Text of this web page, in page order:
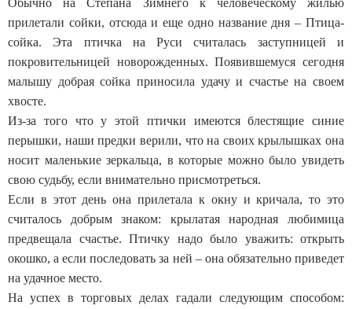
прилетали сойки, отсюда и еще одно название дня – Птица-
сойка. Эта птичка на Руси считалась заступницей и
покровительницей новорожденных. Появившемуся сегодня
малышу добрая сойка приносила удачу и счастье на своем
хвосте.
Из-за того что у этой птички имеются блестящие синие
перышки, наши предки верили, что на своих крылышках она
носит маленькие зеркальца, в которые можно было увидеть
свою судьбу, если внимательно присмотреться.
Если в этот день она прилетала к окну и кричала, то это
считалось добрым знаком: крылатая народная любимица
предвещала счастье. Птичку надо было уважить: открыть
окошко, а если последовать за ней – она обязательно приведет
на удачное место.
На успех в торговых делах гадали следующим способом: